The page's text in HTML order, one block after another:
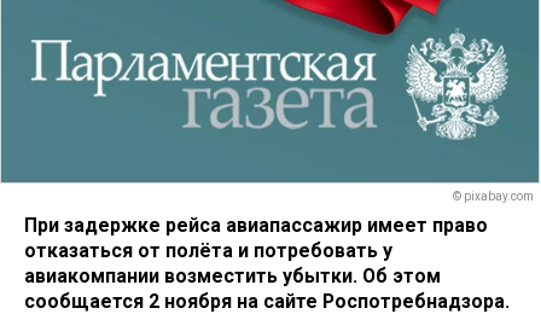
© pixabay.com
При задержке рейса авиапассажир имеет право
отказаться от полёта и потребовать у
авиакомпании возместить убытки. Об этом
сообщается 2 ноября на сайте Роспотребнадзора.